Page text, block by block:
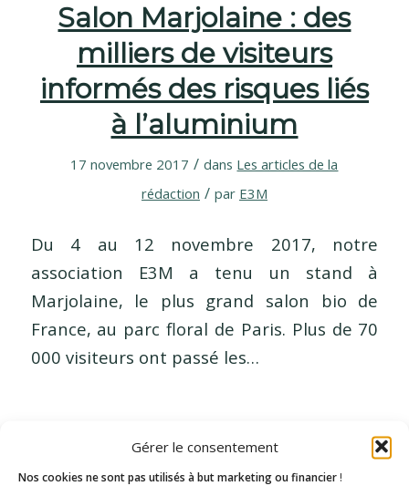
Gérer le consentement
Nos cookies ne sont pas utilisés à but marketing ou financier !
Salon Marjolaine : des
milliers de visiteurs
informés des risques liés
à l’aluminium
17 novembre 2017 / dans Les articles de la
rédaction / par E3M
Du 4 au 12 novembre 2017, notre
association E3M a tenu un stand à
Marjolaine, le plus grand salon bio de
France, au parc floral de Paris. Plus de 70
000 visiteurs ont passé les…